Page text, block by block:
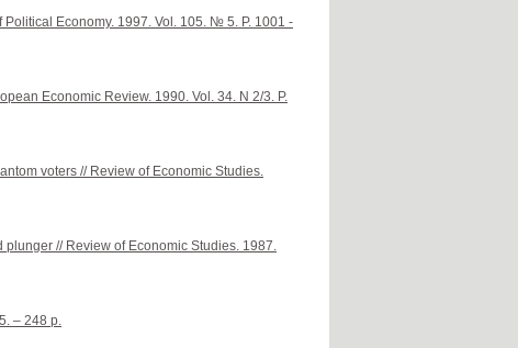
Economy. 1997. Vol. 105. № 5. P. 1001 -
Economic Review. 1990. Vol. 34. N 2/3. P.
voters // Review of Economic Studies.
// Review of Economic Studies. 1987.
– 248 p.